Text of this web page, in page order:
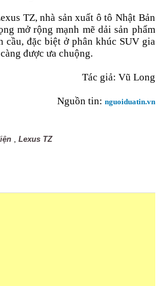
TZ, nhà sản xuất ô tô Nhật Bản
mở rộng mạnh mẽ dải sản phẩm
cầu, đặc biệt ở phân khúc SUV gia
được ưa chuộng.
Tác giả: Vũ Long
Nguồn tin: nguoiduatin.vn
,Lexus TZ